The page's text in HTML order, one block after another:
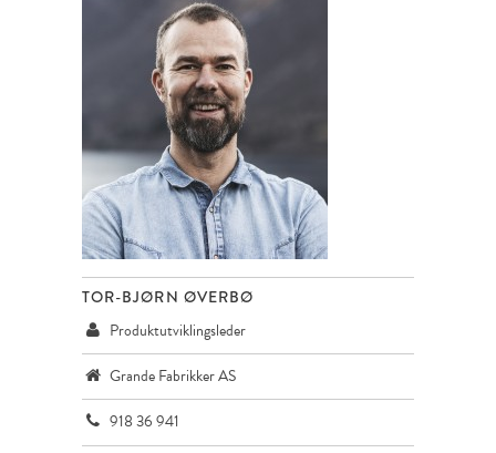
TOR-BJØRN ØVERBØ
Produktutviklingsleder
Grande Fabrikker AS
918 36 941